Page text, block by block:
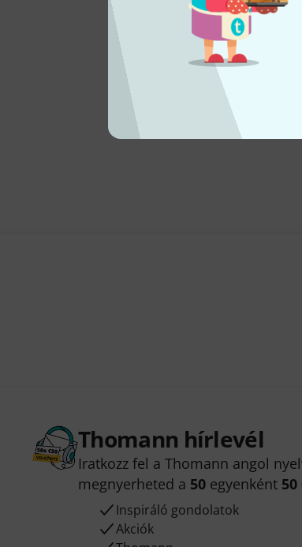
Thomann hírlevél
Iratkozz fel a Thomann angol
megnyerheted a 50 egyenként
Inspiráló gondolatok
Akciók